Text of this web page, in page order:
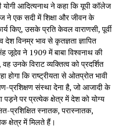
आदित्यनाथ ने कहा कि यूपी कॉलेज
ने एक सदी में शिक्षा और जीवन के
किए, उसके प्रति केवल वाराणसी, पूर्वी
देश विनम्र भाव से कृतज्ञता ज्ञापित
जूदेव ने 1909 में बाबा विश्वनाथ की
उनके विराट व्यक्तित्व को प्रदर्शित
कि राष्ट्रीयता से ओतप्रोत भावी
प्रशिक्षण संस्था देना है, जो आजादी के
पर प्रत्येक क्षेत्र में देश को योग्य
प्रशिक्षित स्नातक, परास्नातक,
क्षेत्र में मिलते हैं।